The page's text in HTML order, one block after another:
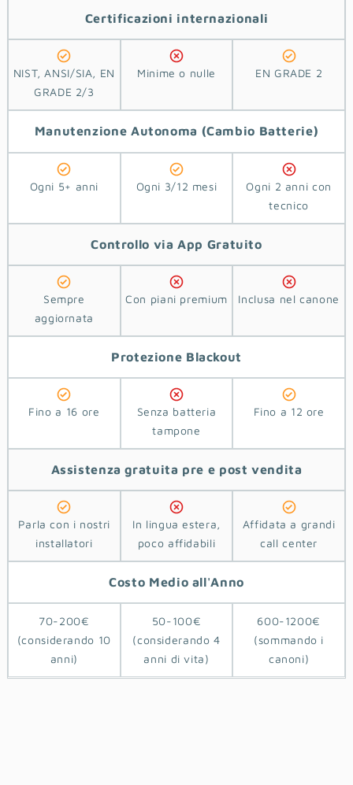
Certificazioni internazionali
NIST, ANSI/SIA, EN
GRADE 2/3
Minime o nulle EN GRADE 2
Manutenzione Autonoma (Cambio Batterie)
Ogni 5+ anni Ogni 3/12 mesi
Ogni 2 anni con
tecnico
Controllo via App Gratuito
Sempre
aggiornata
Con piani premium Inclusa nel canone
Protezione Blackout
Fino a 16 ore
Senza batteria
tampone
Fino a 12 ore
Assistenza gratuita pre e post vendita
Parla con i nostri
installatori
In lingua estera,
poco affidabili
Affidata a grandi
call center
Costo Medio all'Anno
70-200€
(considerando 10
anni)
50-100€
(considerando 4
anni di vita)
600-1200€
(sommando i
canoni)